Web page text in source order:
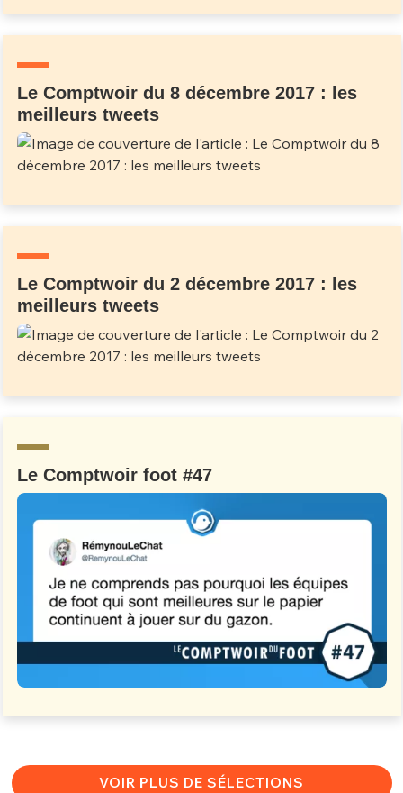
Le Comptwoir du 8 décembre 2017 : les
meilleurs tweets
Le Comptwoir du 2 décembre 2017 : les
meilleurs tweets
Le Comptwoir foot #47
VOIR PLUS DE SÉLECTIONS